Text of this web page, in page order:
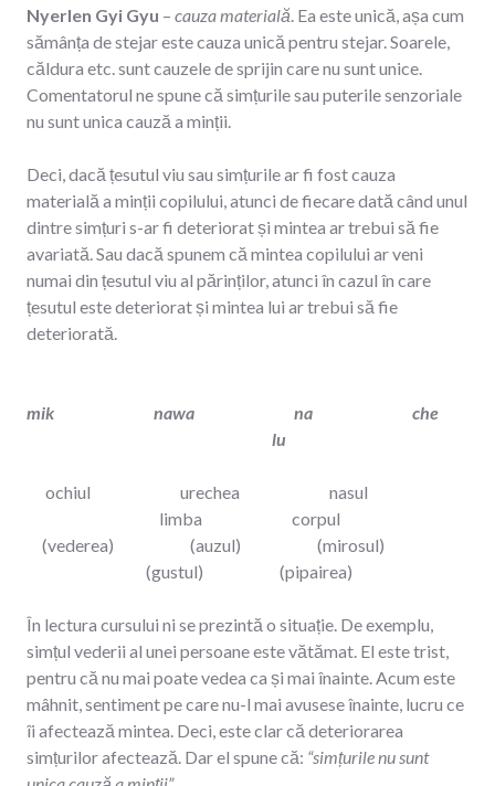
Nyerlen Gyi Gyu – cauza materială. Ea este unică, așa cum
sămânța de stejar este cauza unică pentru stejar. Soarele,
căldura etc. sunt cauzele de sprijin care nu sunt unice.
Comentatorul ne spune că simțurile sau puterile senzoriale
nu sunt unica cauză a minții.
Deci, dacă țesutul viu sau simțurile ar fi fost cauza
materială a minții copilului, atunci de fiecare dată când unul
dintre simțuri s-ar fi deteriorat și mintea ar trebui să fie
avariată. Sau dacă spunem că mintea copilului ar veni
numai din țesutul viu al părinților, atunci în cazul în care
țesutul este deteriorat și mintea lui ar trebui să fie
deteriorată.
mik nawa na che
lu
ochiul urechea
nasul
limba
corpul
(vederea)
(auzul)
(mirosul)
(gustul)
(pipairea)
În lectura cursului ni se prezintă o situație. De exemplu,
simțul vederii al unei persoane este vătămat. El este trist,
pentru că nu mai poate vedea ca și mai înainte. Acum este
mâhnit, sentiment pe care nu-l mai avusese înainte, lucru ce
îi afectează mintea. Deci, este clar că deteriorarea
simțurilor afectează. Dar el spune că: “simțurile nu sunt